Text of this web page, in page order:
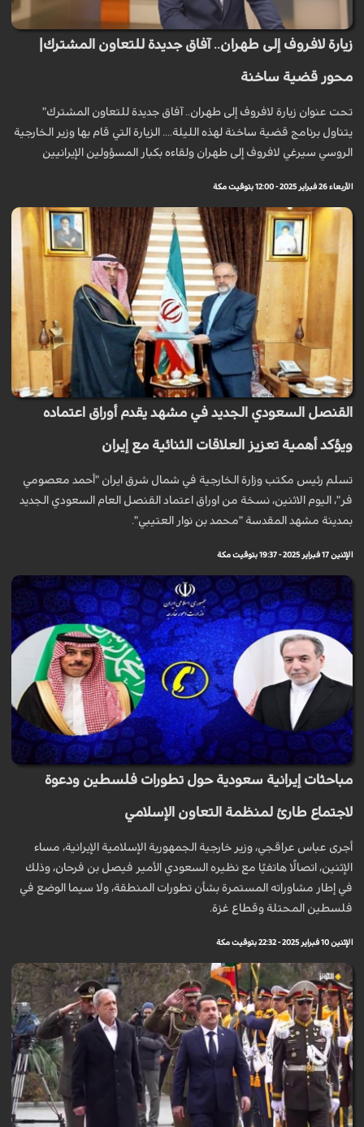
زيارة لافروف إلى طهران.. آفاق جديدة للتعاون المشترك|
محور قضية ساخنة
تحت عنوان زيارة لافروف إلى طهران.. آفاق جديدة للتعاون المشترك"
يتناول برنامج قضية ساخنة لهذه الليلة.... الزيارة التي قام بها وزير الخارجية
الروسي سيرغي لافروف إلى طهران ولقاءه بكبار المسؤولين الإيرانيين
الأربعاء 26 فبراير 2025 - 12:00 بتوقيت مكة
القنصل السعودي الجديد في مشهد يقدم أوراق اعتماده
ويؤكد أهمية تعزيز العلاقات الثنائية مع إيران
تسلم رئيس مكتب وزارة الخارجية في شمال شرق ايران "أحمد معصومي
فر"، اليوم الاثنين، نسخة من اوراق اعتماد القنصل العام السعودي الجديد
بمدينة مشهد المقدسة "محمد بن نوار العتيبي".
الإثنين 17 فبراير 2025 - 19:37 بتوقيت مكة
مباحثات إيرانية سعودية حول تطورات فلسطين ودعوة
لاجتماع طارئ لمنظمة التعاون الإسلامي
أجرى عباس عراقجي، وزير خارجية الجمهورية الإسلامية الإيرانية، مساء
الإثنين، اتصالًا هاتفيًا مع نظيره السعودي الأمير فيصل بن فرحان، وذلك
في إطار مشاوراته المستمرة بشأن تطورات المنطقة، ولا سيما الوضع في
فلسطين المحتلة وقطاع غزة.
الإثنين 10 فبراير 2025 - 22:32 بتوقيت مكة